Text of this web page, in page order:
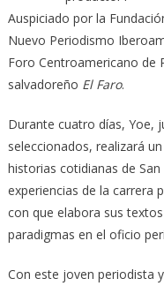
Auspiciado por la
Nuevo Periodismo
Foro Centroamericano de
salvadoreño El Faro.
Durante cuatro días, Yoe,
seleccionados, realizará
historias cotidianas de
experiencias de la carrera
con que elabora sus
paradigmas en el oficio
Con este joven periodista